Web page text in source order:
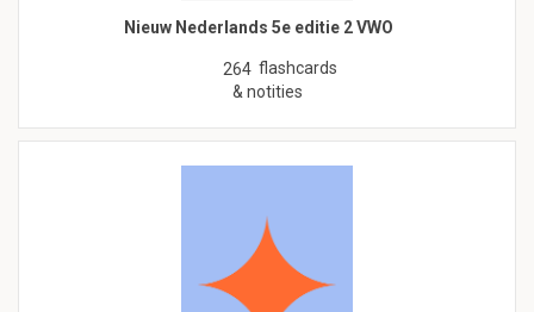
Nieuw Nederlands 5e editie 2 VWO
264 flashcards
& notities